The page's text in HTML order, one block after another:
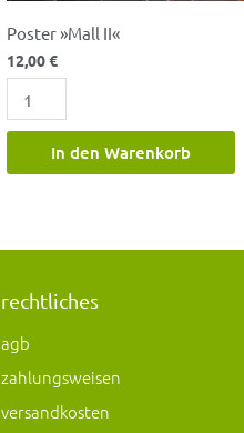
Poster »Mall II«
12,00€
In den Warenkorb
rechtliches
agb
zahlungsweisen
versandkosten